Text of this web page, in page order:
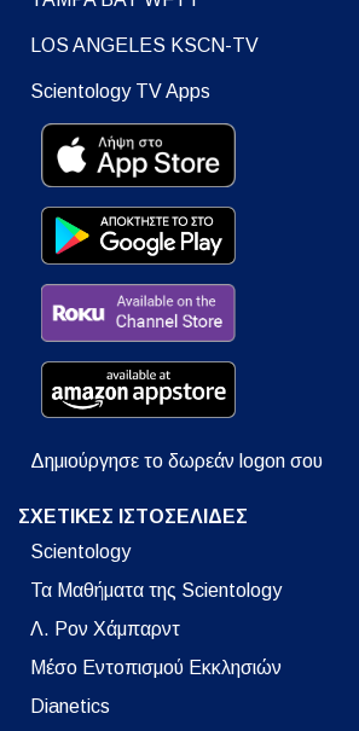
LOS ANGELES KSCN-TV
Scientology TV Apps
Δημιούργησε το δωρεάν logon σου
ΣΧΕΤΙΚΕΣ ΙΣΤΟΣΕΛΙΔΕΣ
Scientology
Τα Μαθήματα της Scientology
Λ. Ρον Χάμπαρντ
Μέσο Εντοπισμού Εκκλησιών
Dianetics